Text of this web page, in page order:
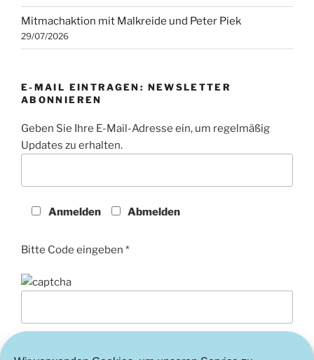
Mitmachaktion mit Malkreide und Peter Piek
29/07/2026
E-MAIL EINTRAGEN: NEWSLETTER
ABONNIEREN
Geben Sie Ihre E-Mail-Adresse ein, um regelmäßig
Updates zu erhalten.
Anmelden Abmelden
Bitte Code eingeben *